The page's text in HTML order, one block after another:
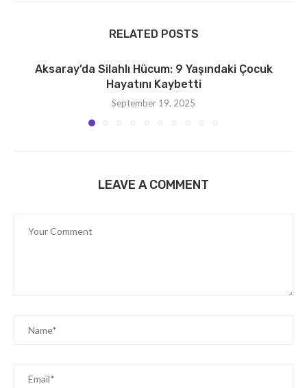
RELATED POSTS
Aksaray’da Silahlı Hücum: 9 Yaşındaki Çocuk
Hayatını Kaybetti
September 19, 2025
LEAVE A COMMENT